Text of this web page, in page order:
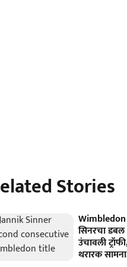
Stories
सिनरचा
उंचावली
थरारक